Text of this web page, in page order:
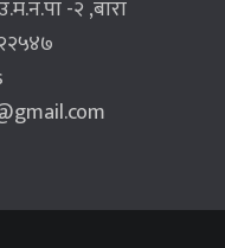
-२ ,बारा